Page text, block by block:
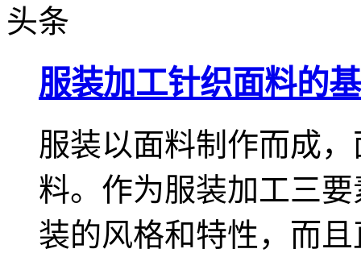
头条
服装加工针织面料的
服装以面料制作而成
料。作为服装加工三
装的风格和特性，而